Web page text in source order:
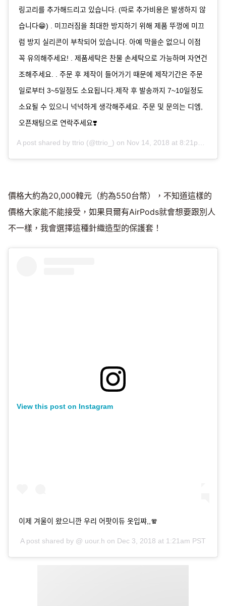
링고리를 추가해드리고 있습니다. (따로 추가비용은 발생하지 않
습니다😁) . 미끄러짐을 최대한 방지하기 위해 제품 뚜껑에 미끄
럼 방지 실리콘이 부착되어 있습니다. 아예 막을순 없으니 이점
꼭 유의해주세요! . 제품세탁은 찬물 손세탁으로 가능하며 자연건
조해주세요. . 주문 후 제작이 들어가기 때문에 제작기간은 주문
일로부터 3~5일정도 소요됩니다.제작 후 발송까지 7~10일정도
소요될 수 있으니 넉넉하게 생각해주세요. 주문 및 문의는 디엠,
오픈채팅으로 연락주세요❣️
A post shared by ttrio (@ttrio_) on Nov 14, 2018 at 8:21pm PST
價格大約為20,000韓元（約為550台幣），不知道這樣的
價格大家能不能接受，如果貝爾有AirPods就會想要跟別人
不一樣，我會選擇這種針織造型的保護套！
View this post on Instagram
이제 겨울이 왔으니깐 우리 어팟이듀 옷입쨔,,🧣
A post shared by @ uour.h on Dec 3, 2018 at 1:21am PST